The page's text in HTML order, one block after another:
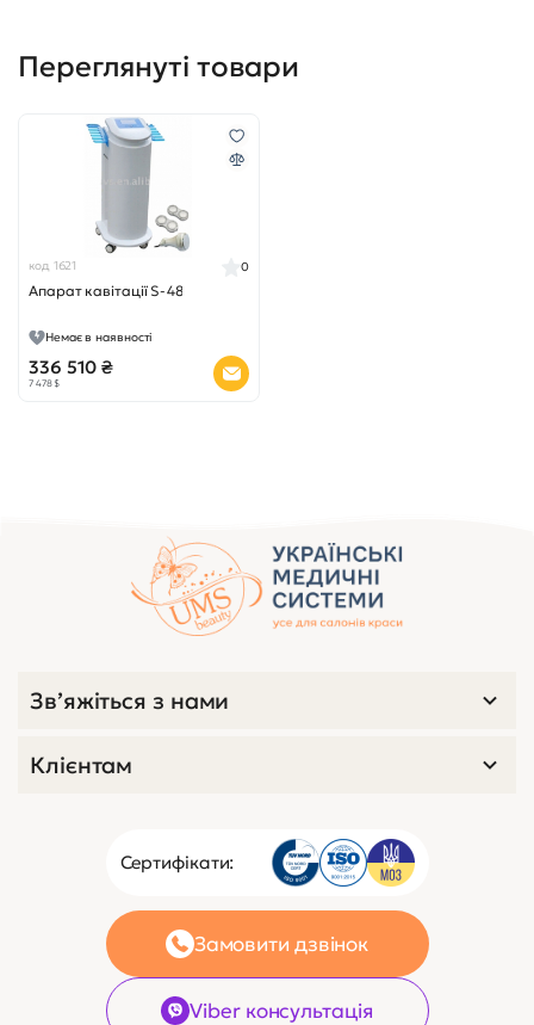
Переглянуті товари
код 1621
Апарат кавітації S-48
0
Немає в наявності
336 510 ₴
7 478 $
Сертифікати:
Замовити дзвінок
Viber консультація
Зв’яжіться з нами
Клієнтам